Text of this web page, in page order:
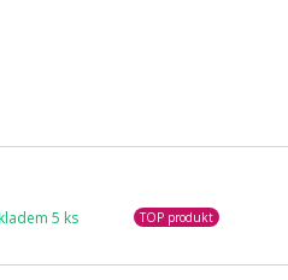
5 ks TOP produkt